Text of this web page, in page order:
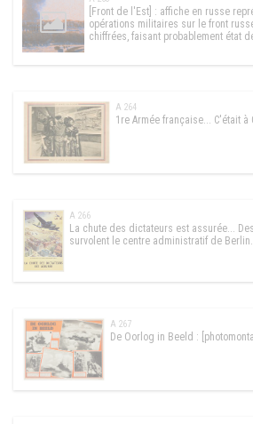
[Front de l'Est] : affiche en russe
opérations militaires sur le front
chiffrées, faisant probablement état
A 264
1re Armée française... C'était à
A 266
La chute des dictateurs est assurée...
survolent le centre administratif de
A 267
De Oorlog in Beeld :